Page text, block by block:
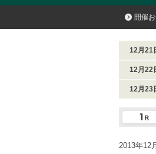
開催
12月21
12月22
12月23
2013年12